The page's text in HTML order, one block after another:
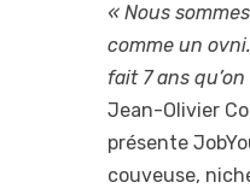
« Nous
comme un
fait 7 ans
Jean-Olivier
présente
couveuse,